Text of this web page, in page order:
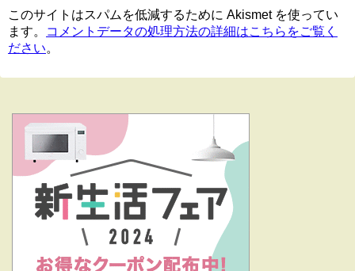
このサイトはスパムを低減するために Akismet を使ってい
ます。
コメントデータの処理方法の詳細はこちらをご覧く
ださい。